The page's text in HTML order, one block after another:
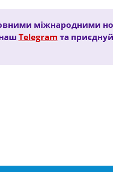
міжнародними
Telegram та